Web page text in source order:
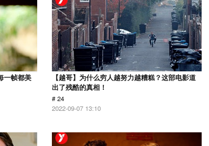
一帧都美
【越哥】为什么穷人越努力越糟糕？这部电影道
出了残酷的真相！
# 24
2022-09-07 13:10